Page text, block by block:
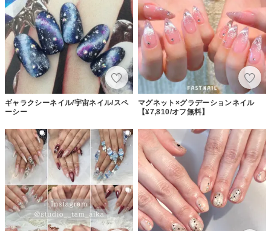
ギャラクシーネイル/宇宙ネイル/スペ
ーシー
マグネット×グラデーションネイル
【¥7,810/オフ無料】